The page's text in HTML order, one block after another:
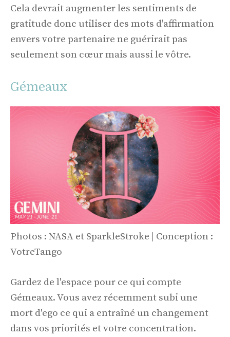
Cela devrait augmenter les sentiments de
gratitude donc utiliser des mots d'affirmation
envers votre partenaire ne guérirait pas
seulement son cœur mais aussi le vôtre.
Gémeaux
Photos : NASA et SparkleStroke | Conception :
VotreTango
Gardez de l'espace pour ce qui compte
Gémeaux. Vous avez récemment subi une
mort d'ego ce qui a entraîné un changement
dans vos priorités et votre concentration.